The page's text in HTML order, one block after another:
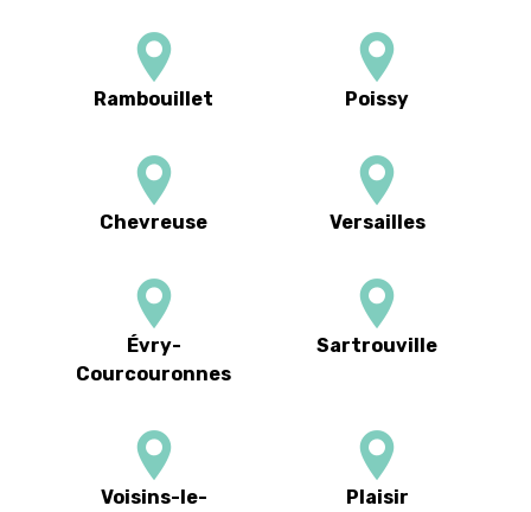
Rambouillet Poissy
Chevreuse Versailles
Évry-
Courcouronnes
Sartrouville
Voisins-le-
Plaisir